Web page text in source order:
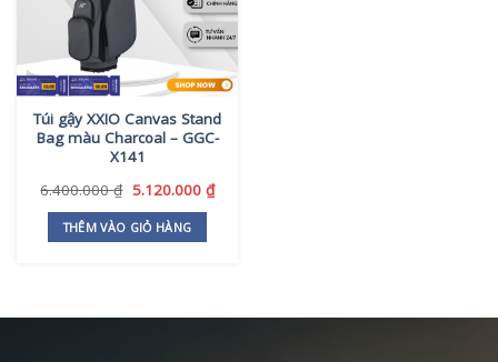
Túi gậy XXIO Canvas Stand
Bag màu Charcoal – GGC-
X141
6.400.000₫ Giá
là:
6.400.000 ₫.
5.120.000 ₫Giá
THÊM VÀO GIỎ HÀNG